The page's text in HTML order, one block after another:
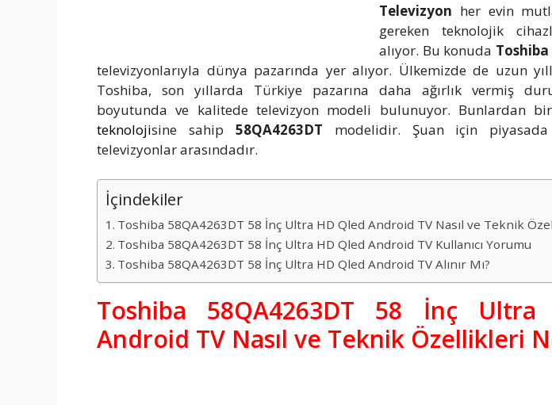
Televizyon her evin
gereken teknolojik
alıyor. Bu konuda Toshiba
televizyonlarıyla dünya pazarında yer alıyor. Ülkemizde de uzun
Toshiba, son yıllarda Türkiye pazarına daha ağırlık vermiş
boyutunda ve kalitede televizyon modeli bulunuyor. Bunlardan
teknolojisine sahip 58QA4263DT modelidir. Şuan için
televizyonlar arasındadır.
İçindekiler
Toshiba 58QA4263DT 58 İnç Ultra HD Qled Android TV Nasıl ve Teknik
Toshiba 58QA4263DT 58 İnç Ultra HD Qled Android TV Kullanıcı Yorumu
Toshiba 58QA4263DT 58 İnç Ultra HD Qled Android TV Alınır Mı?
Toshiba 58QA4263DT 58 İnç
Android TV Nasıl ve Teknik Özellikleri